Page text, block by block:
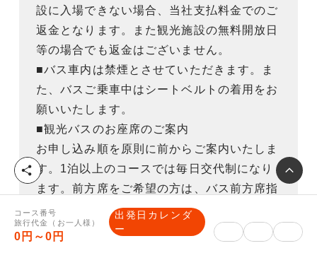
設に入場できない場合、当社支払料金でのご
返金となります。また観光施設の無料開放日
等の場合でも返金はございません。
■バス車内は禁煙とさせていただきます。ま
た、バスご乗車中はシートベルトの着用をお
願いいたします。
■観光バスのお座席のご案内
お申し込み順を原則に前からご案内いたしま
す。1泊以上のコースでは毎日交代制になり
ます。前方席をご希望の方は、バス前方席指
定プラン(1日1000円）をご利用ください。
■同等クラスのバス会社は、
【貸切バス会社
コース番号
旅行代金（お一人様）
0円～0円
出発日カレンダ
ー
シ
ェ
ア